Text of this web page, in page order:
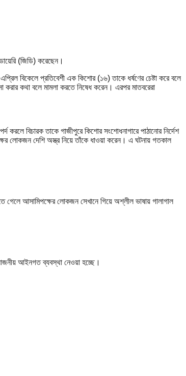
(জিডি) করেছেন।
বিকেলে প্রতিবেশী এক কিশোর (১৬) তাকে ধর্ষণের চেষ্টা করে বলে
করার কথা বলে মামলা করতে নিষেধ করেন। এরপর মাতবরেরা
বিচারক তাকে গাজীপুরে কিশোর সংশোধনাগারে পাঠানোর নির্দেশ
লোকজন দেশি অস্ত্র নিয়ে তাঁকে ধাওয়া করেন। এ ঘটনায় গতকাল
গেলে আসামিপক্ষের লোকজন সেখানে গিয়ে অশ্লীল ভাষায় গালাগাল
আইনগত ব্যবস্থা নেওয়া হচ্ছে।